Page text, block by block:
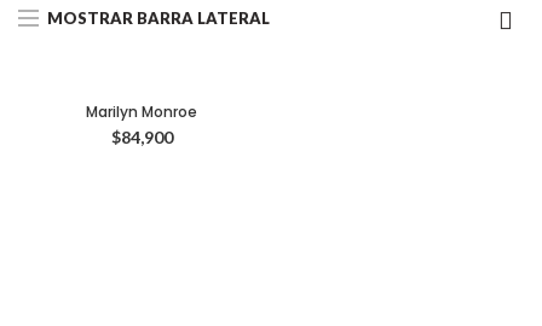
MOSTRAR BARRA LATERAL
Marilyn Monroe
$84,900